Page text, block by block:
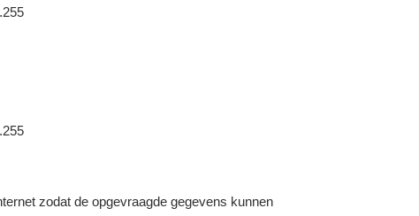
zodat de opgevraagde gegevens kunnen